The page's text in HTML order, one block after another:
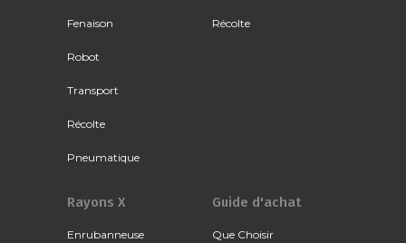
Fenaison
Robot
Transport
Récolte
Pneumatique
Récolte
Rayons X
Enrubanneuse
Guide d'achat
Que Choisir